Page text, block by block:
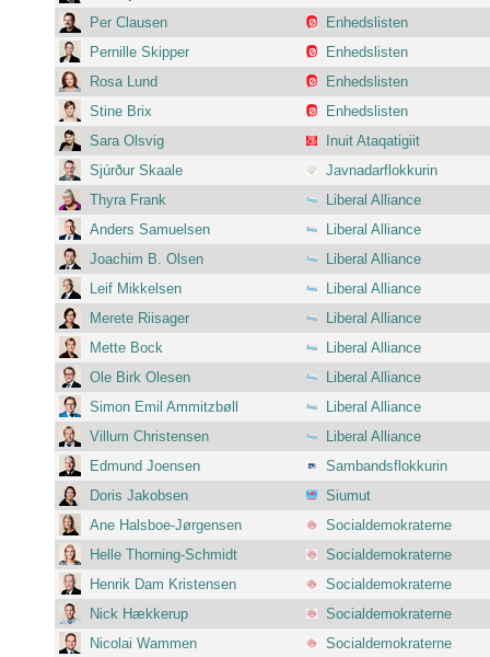
Per Clausen
Enhedslisten
Pernille Skipper
Enhedslisten
Rosa Lund
Enhedslisten
Stine Brix
Enhedslisten
Sara Olsvig
Inuit Ataqatigiit
Sjúrður Skaale
Javnadarflokkurin
Thyra Frank
Liberal Alliance
Anders Samuelsen
Liberal Alliance
Joachim B. Olsen
Liberal Alliance
Leif Mikkelsen
Liberal Alliance
Merete Riisager
Liberal Alliance
Mette Bock
Liberal Alliance
Ole Birk Olesen
Liberal Alliance
Simon Emil Ammitzbøll
Liberal Alliance
Villum Christensen
Liberal Alliance
Edmund Joensen
Sambandsflokkurin
Doris Jakobsen
Siumut
Ane Halsboe-Jørgensen
Socialdemokraterne
Helle Thorning-Schmidt
Socialdemokraterne
Henrik Dam Kristensen
Socialdemokraterne
Nick Hækkerup
Socialdemokraterne
Nicolai Wammen
Socialdemokraterne